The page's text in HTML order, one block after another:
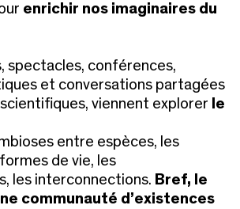
enrichir nos imaginaires du
spectacles, conférences,
et conversations partagées
viennent explorer le
entre espèces, les
de vie, les
les interconnections. Bref, le
communauté d’existences